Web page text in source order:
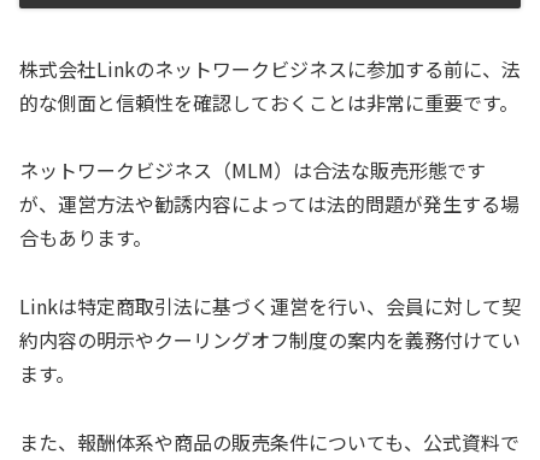
株式会社Linkのネットワークビジネスに参加する前に、法
的な側面と信頼性を確認しておくことは非常に重要です。
ネットワークビジネス（MLM）は合法な販売形態です
が、運営方法や勧誘内容によっては法的問題が発生する場
合もあります。
Linkは特定商取引法に基づく運営を行い、会員に対して契
約内容の明示やクーリングオフ制度の案内を義務付けてい
ます。
また、報酬体系や商品の販売条件についても、公式資料で